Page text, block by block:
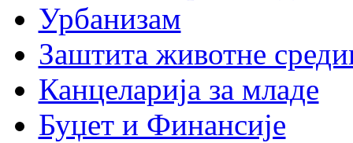
Урбанизам
Заштита животне
Канцеларија за младе
Буџет и Финансије